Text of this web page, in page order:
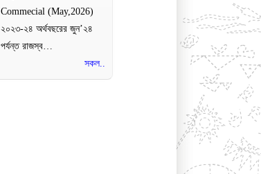
Commecial (May,2026)
২০২৩-২৪ অর্থবছরের জুন’২৪
পর্যন্ত রাজস্ব…
সকল..